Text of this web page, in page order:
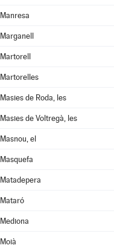
Manresa
Marganell
Martorell
Martorelles
Masies de Roda, les
Masies de Voltregà, les
Masnou, el
Masquefa
Matadepera
Mataró
Mediona
Moià